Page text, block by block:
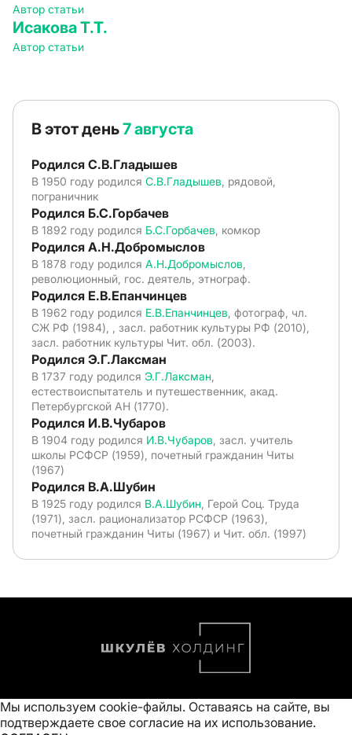
Автор статьи
Исакова Т.Т.
Автор статьи
В этот день7 августа
Родился С.В.Гладышев
В 1950 году родился С.В.Гладышев , рядовой,
пограничник
Родился Б.С.Горбачев
В 1892 году родился Б.С.Горбачев , комкор
Родился А.Н.Добромыслов
В 1878 году родился А.Н.Добромыслов
революционный, гос. деятель, этнограф.
Родился Е.В.Епанчинцев
В 1962 году родился Е.В.Епанчинцев , фотограф, чл.
СЖ РФ (1984), , засл. работник культуры РФ (2010),
засл. работник культуры Чит. обл. (2003).
Родился Э.Г.Лаксман
В 1737 году родился Э.Г.Лаксман
естествоиспытатель и путешественник, акад.
Петербургской АН (1770).
Родился И.В.Чубаров
В 1904 году родился И.В.Чубаров , засл. учитель
школы РСФСР (1959), почетный гражданин Читы
(1967)
Родился В.А.Шубин
В 1925 году родился В.А.Шубин , Герой Соц. Труда
(1971), засл. рационализатор РСФСР (1963),
почетный гражданин Читы (1967) и Чит. обл. (1997)
Мы используем cookie-файлы. Оставаясь на сайте, вы
подтверждаете свое согласие на их использование.